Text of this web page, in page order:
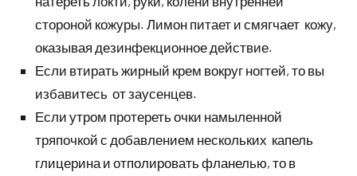
стороной кожуры. Лимон питает и смягчает кожу,
оказывая дезинфекционное действие.
Если втирать жирный крем вокруг ногтей, то вы
избавитесь от заусенцев.
Если утром протереть очки намыленной
тряпочкой с добавлением нескольких капель
глицерина и отполировать фланелью, то в